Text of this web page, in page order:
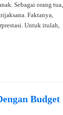
Sebagai orang tua,
Faktanya,
Untuk itulah,
Budget